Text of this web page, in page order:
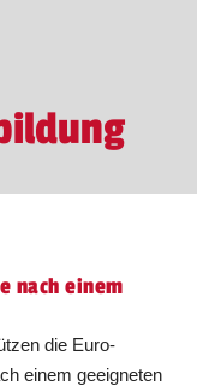
nach einem
die Euro-
einem geeigneten